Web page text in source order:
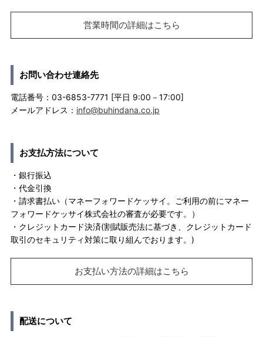
営業時間の詳細はこちら
お問い合わせ連絡先
電話番号：03-6853-7771 [平日 9:00－17:00]
メールアドレス： info@buhindana.co.jp
お支払方法について
・銀行振込
・代金引換
・請求書払い（マネーフォワードケッサイ。ご利用の前にマネー
フォワードケッサイ株式会社の審査が必要です。）
・クレジットカード決済(割賦販売法に基づき、クレジットカード
取引のセキュリティ対策に取り組んでおります。)
お支払い方法の詳細はこちら
配送について